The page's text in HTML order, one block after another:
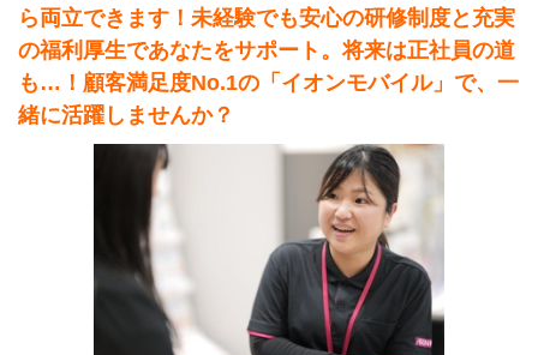
ら両立できます！未経験でも安心の研修制度と充実
の福利厚生であなたをサポート。将来は正社員の道
も…！顧客満足度No.1の「イオンモバイル」で、一
緒に活躍しませんか？